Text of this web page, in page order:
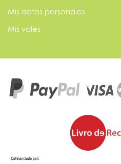
Mis datos personales
Mis vales